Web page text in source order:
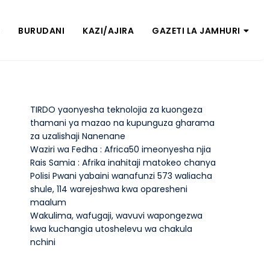
BURUDANI KAZI/AJIRA GAZETI LA JAMHURI
TIRDO yaonyesha teknolojia za kuongeza
thamani ya mazao na kupunguza gharama
za uzalishaji Nanenane
Waziri wa Fedha : Africa50 imeonyesha njia
Rais Samia : Afrika inahitaji matokeo chanya
Polisi Pwani yabaini wanafunzi 573 waliacha
shule, 114 warejeshwa kwa oparesheni
maalum
Wakulima, wafugaji, wavuvi wapongezwa
kwa kuchangia utoshelevu wa chakula
nchini